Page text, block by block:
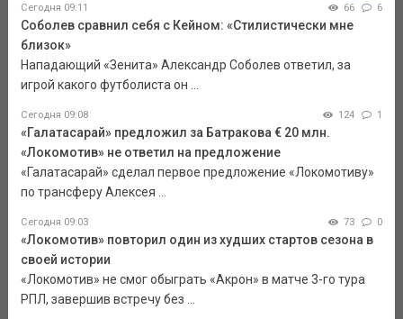
Сегодня 09:11 66 6
Соболев сравнил себя с Кейном: «Стилистически мне
близок»
Нападающий «Зенита» Александр Соболев ответил, за
игрой какого футболиста он ...
Сегодня 09:08 124 1
«Галатасарай» предложил за Батракова € 20 млн.
«Локомотив» не ответил на предложение
«Галатасарай» сделал первое предложение «Локомотиву»
по трансферу Алексея ...
Сегодня 09:03 73 0
«Локомотив» повторил один из худших стартов сезона в
своей истории
«Локомотив» не смог обыграть «Акрон» в матче 3-го тура
РПЛ, завершив встречу без ...